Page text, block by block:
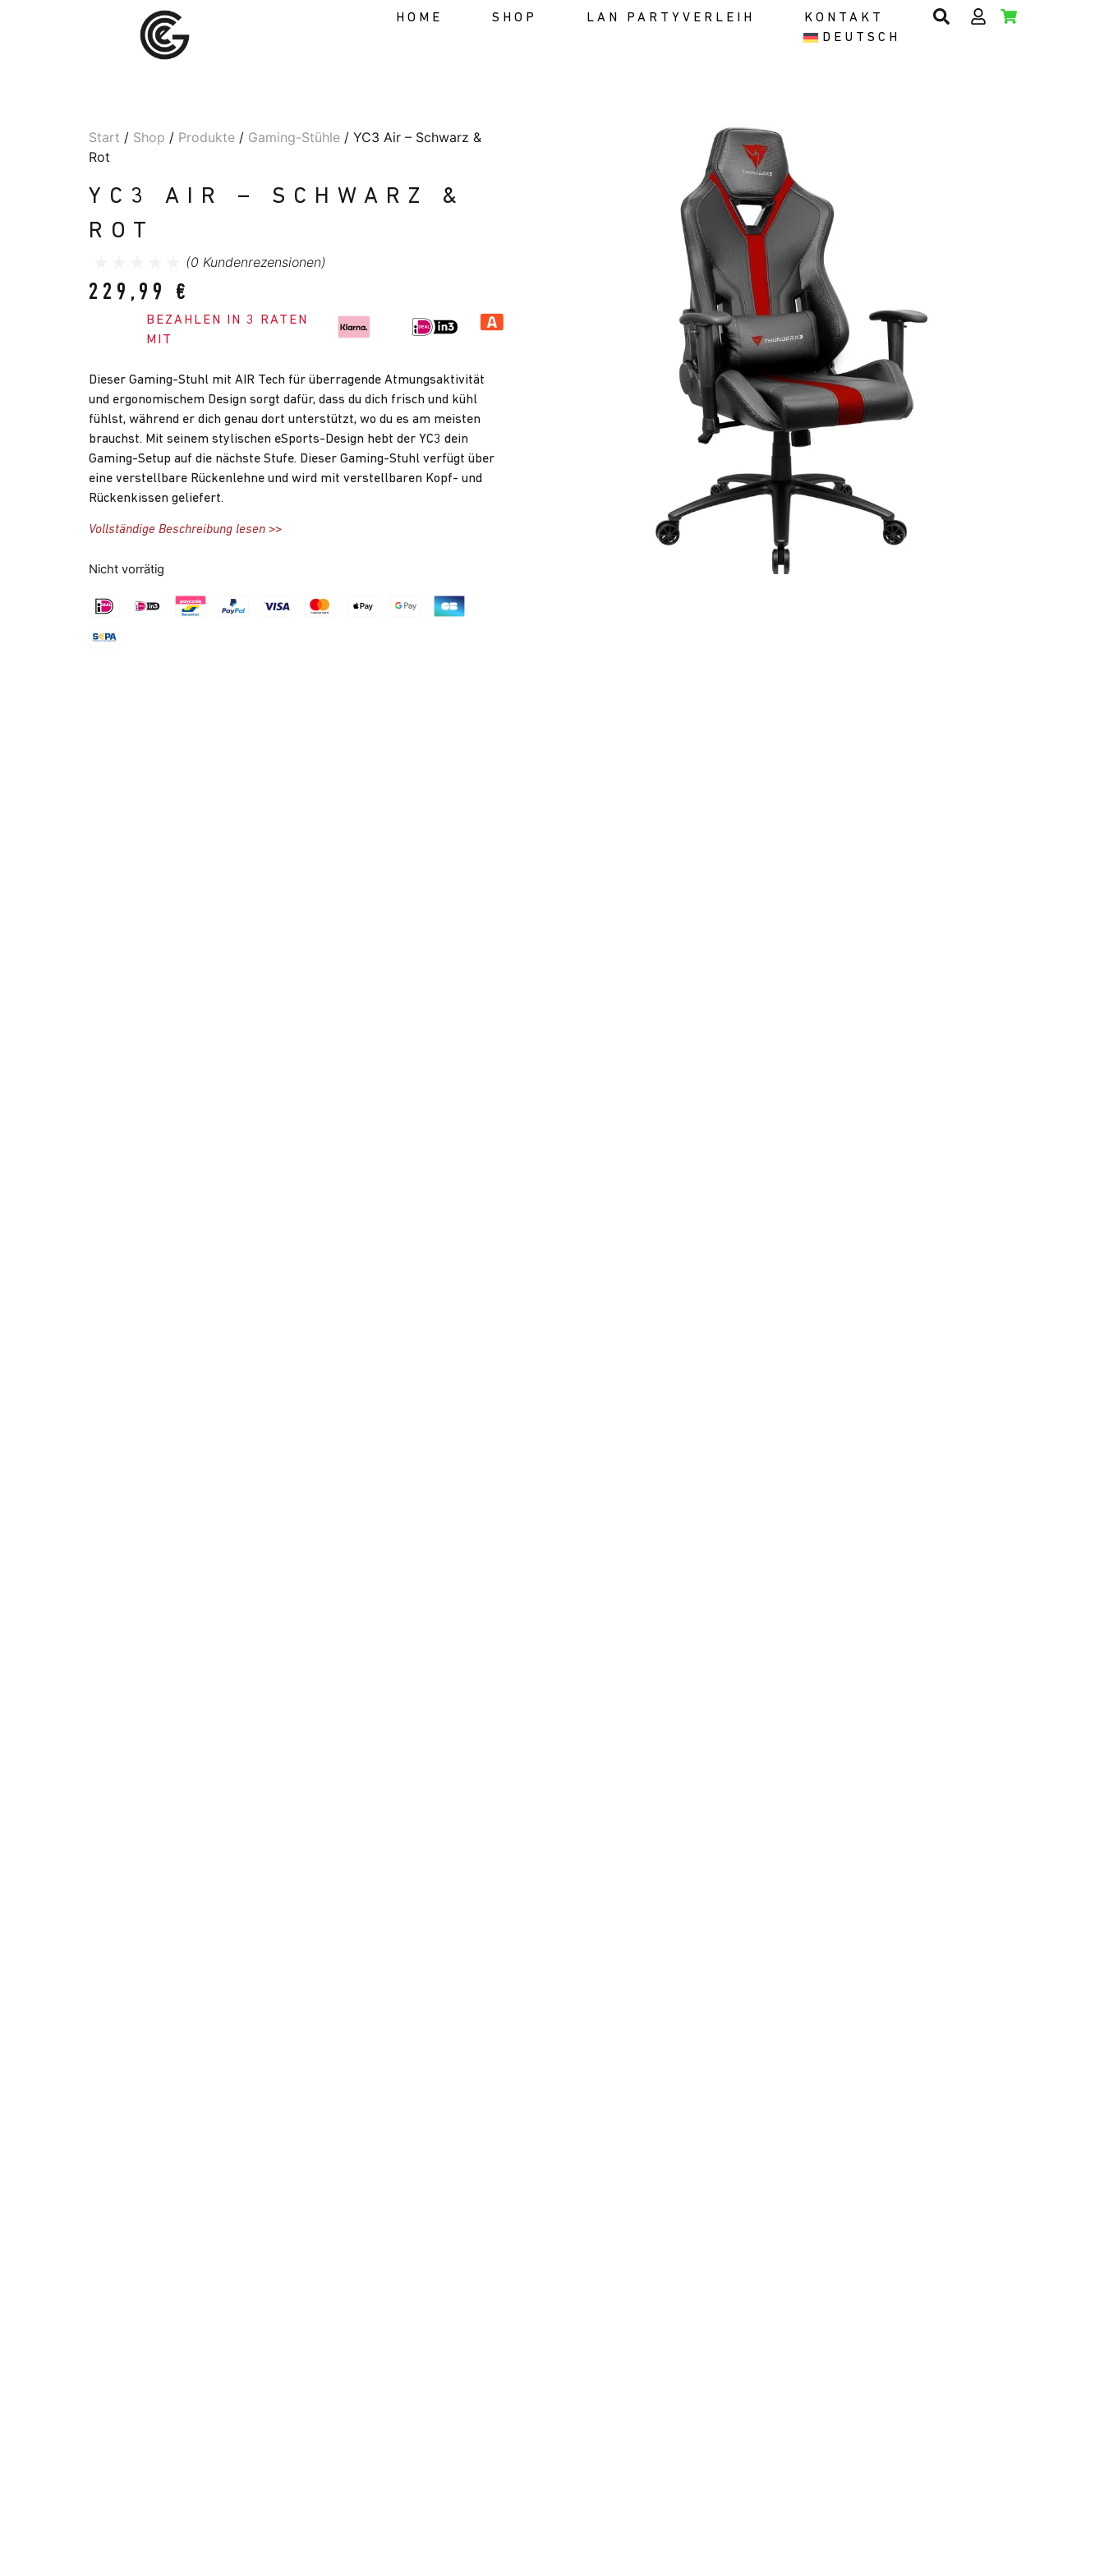
HOME SHOP LAN PARTYVERLEIH
KONTAKT
DEUTSCH
Start / Shop / Produkte/ Gaming-Stühle/ YC3 Air – Schwarz &
Rot
YC3 AIR – SCHWARZ &
ROT
(0Kundenrezensionen)
229,99 €
BEZAHLEN IN 3 RATEN
MIT
Dieser Gaming-Stuhl mit AIR Tech für überragende Atmungsaktivität
und ergonomischem Design sorgt dafür, dass du dich frisch und kühl
fühlst, während er dich genau dort unterstützt, wo du es am meisten
brauchst. Mit seinem stylischen eSports-Design hebt der YC3 dein
Gaming-Setup auf die nächste Stufe. Dieser Gaming-Stuhl verfügt über
eine verstellbare Rückenlehne und wird mit verstellbaren Kopf- und
Rückenkissen geliefert.
Vollständige Beschreibung lesen >>
Nicht vorrätig